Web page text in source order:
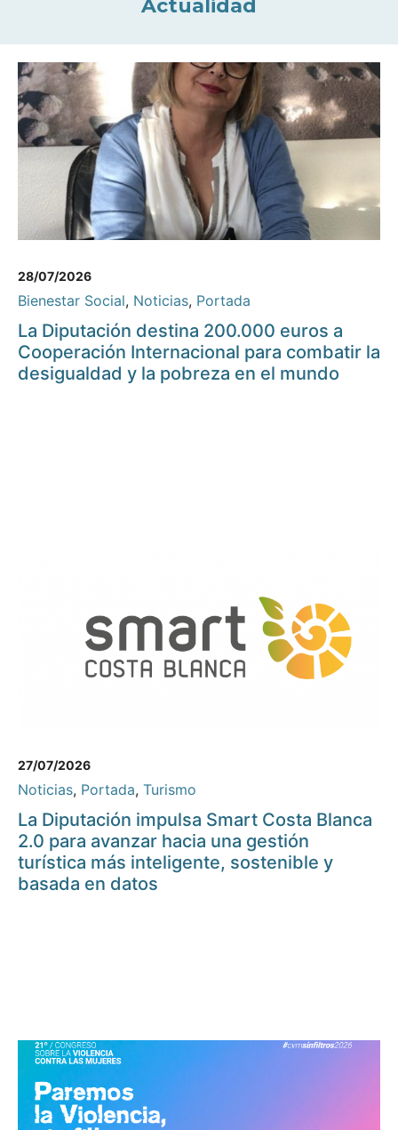
Actualidad
28/07/2026
Bienestar Social, Noticias, Portada
La Diputación destina 200.000 euros a
Cooperación Internacional para combatir la
desigualdad y la pobreza en el mundo
27/07/2026
Noticias, Portada, Turismo
La Diputación impulsa Smart Costa Blanca
2.0 para avanzar hacia una gestión
turística más inteligente, sostenible y
basada en datos